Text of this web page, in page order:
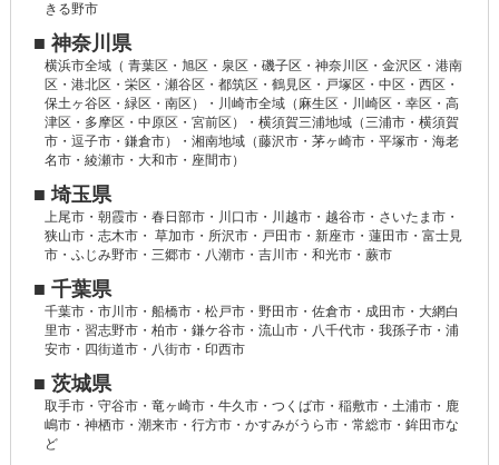
きる野市
■ 神奈川県
横浜市全域（ 青葉区・旭区・泉区・磯子区・神奈川区・金沢区・港南
区・港北区・栄区・瀬谷区・都筑区・鶴見区・戸塚区・中区・西区・
保土ヶ谷区・緑区・南区）・川崎市全域（麻生区・川崎区・幸区・高
津区・多摩区・中原区・宮前区）・横須賀三浦地域（三浦市・横須賀
市・逗子市・鎌倉市）・湘南地域（藤沢市・茅ヶ崎市・平塚市・海老
名市・綾瀬市・大和市・座間市）
■ 埼玉県
上尾市・朝霞市・春日部市・川口市・川越市・越谷市・さいたま市・
狭山市・志木市・ 草加市・所沢市・戸田市・新座市・蓮田市・富士見
市・ふじみ野市・三郷市・八潮市・吉川市・和光市・蕨市
■ 千葉県
千葉市・市川市・船橋市・松戸市・野田市・佐倉市・成田市・大網白
里市・習志野市・柏市・鎌ケ谷市・流山市・八千代市・我孫子市・浦
安市・四街道市・八街市・印西市
■ 茨城県
取手市・守谷市・竜ヶ崎市・牛久市・つくば市・稲敷市・土浦市・鹿
嶋市・神栖市・潮来市・行方市・かすみがうら市・常総市・鉾田市な
ど